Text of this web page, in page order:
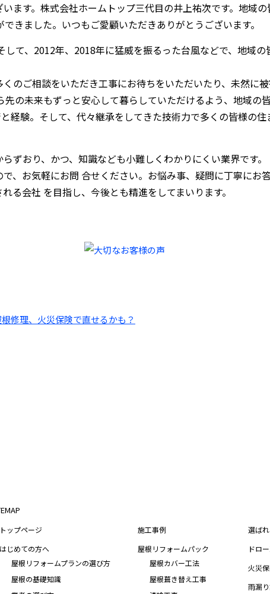
ます。株式会社ホームトップ三代目の井上祐次です。地域
きました。いつもご愛顧いただきありがとうございます。
て、2012年、2018年に猛威を振るった台風などで、地域
のご相談をいただき工事にお待ちをいただいたり、未然に
の未来もずっと安心して暮らしていただけるよう、地域の
経験。そして、代々継承をしてきた技術力で多くの皆様の
ずおり、かつ、知識なども小難しくわかりにくい業界です。
、お気軽にお問 合せください。お悩み事、疑問に丁寧にお
る会社 を目指し、今後とも精進をしてまいります。
トップページ
はじめての方へ
屋根リフォームプランの選び方
屋根の基礎知識
施工事例
屋根リフォームパック
屋根カバー工法
屋根葺き替え工事
選ば
ドロ
火災
雨漏